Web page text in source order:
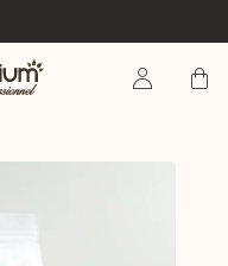
Se Panier